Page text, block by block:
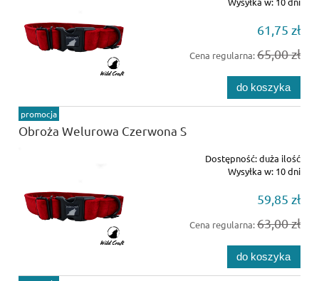
61,75 zł
Cena regularna:65,00 zł
do koszyka
Obroża Welurowa Czerwona S
Dostępność:duża ilość
Wysyłka w: 10 dni
59,85 zł
Cena regularna:63,00 zł
do koszyka
promocja